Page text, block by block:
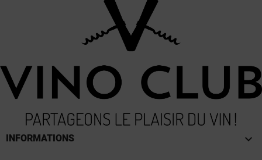
INFORMATIONS keyboard_arrow_down